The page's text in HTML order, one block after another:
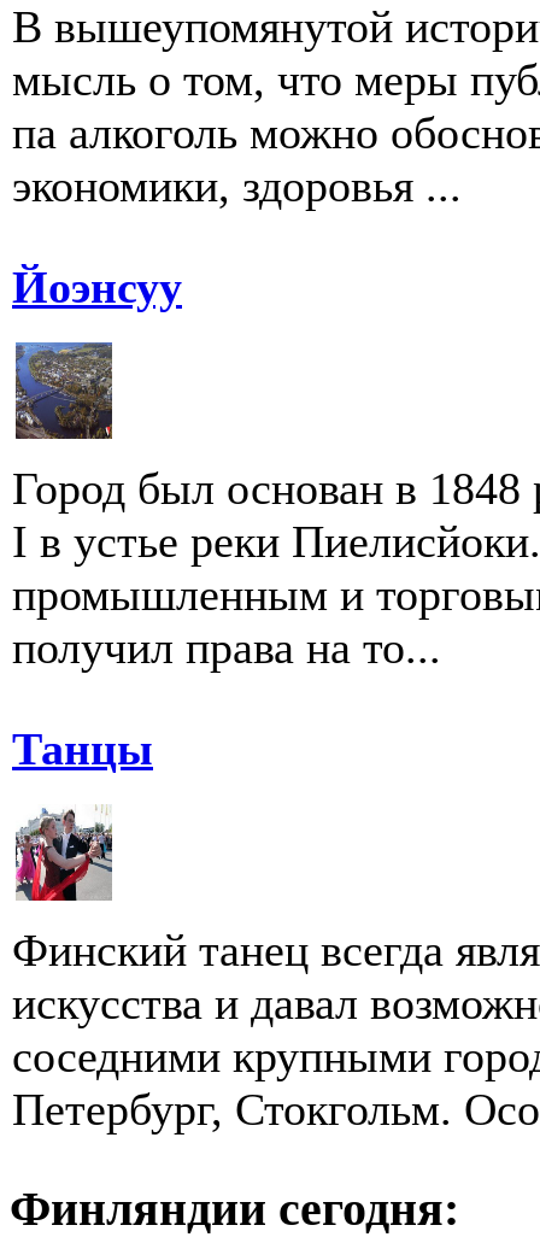
В вышеупомянутой
мысль о том, что меры
па алкоголь можно
экономики, здоровья ...
Йоэнсуу
Город был основан в
I в устье реки
промышленным и
получил права на то...
Танцы
Финский танец всегда
искусства и давал
соседними крупными
Петербург, Стокгольм.
Финляндии сегодня: